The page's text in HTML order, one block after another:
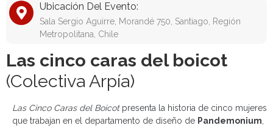
Ubicación Del Evento:
Sala Sergio Aguirre, Morandé 750, Santiago, Región
Metropolitana, Chile
Las cinco caras del boicot
(Colectiva Arpía)
Las Cinco Caras del Boicotpresenta la historia de cinco mujeres
que trabajan en el departamento de diseño de Pandemonium,